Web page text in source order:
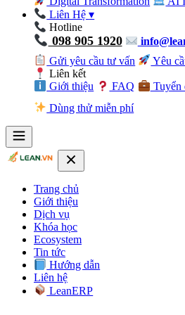
Liên Hệ▾
Hotline
098 905 1920
Gửi yêu cầu tư vấn
Yêu
Liên kết
Giới thiệu
FAQ Tuyển
Dùng thử miễn phí
Trang chủ
Giới thiệu
Dịch vụ
Khóa học
Ecosystem
Tin tức
Hướng dẫn
Liên hệ
LeanERP